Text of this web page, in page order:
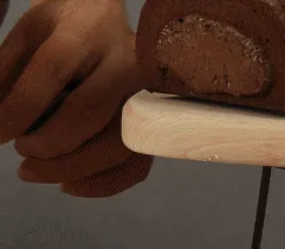
感謝柯莉絲汀耍廢日記 推薦
2022-12-08
最新文章